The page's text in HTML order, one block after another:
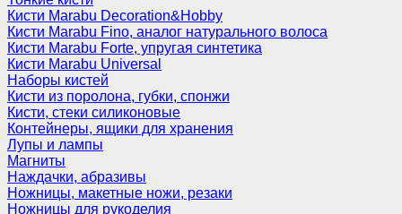
Кисти Marabu Decoration&Hobby
Кисти Marabu Fino, аналог натурального волоса
Кисти Marabu Forte, упругая синтетика
Кисти Marabu Universal
Наборы кистей
Кисти из поролона, губки, спонжи
Кисти, стеки силиконовые
Контейнеры, ящики для хранения
Лупы и лампы
Магниты
Наждачки, абразивы
Ножницы, макетные ножи, резаки
Ножницы для рукоделия